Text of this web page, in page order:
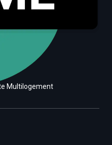
Multilogement